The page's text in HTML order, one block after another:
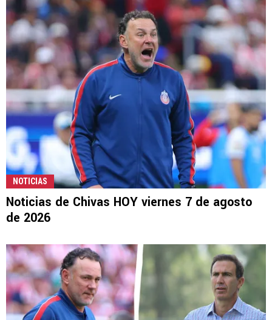
NOTICIAS
Noticias de Chivas HOY viernes 7 de agosto
de 2026